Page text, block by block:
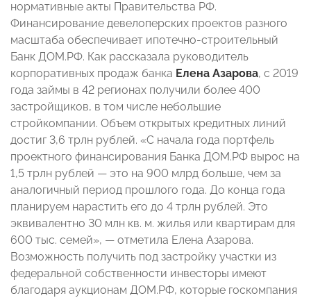
нормативные акты Правительства РФ.
Финансирование девелоперских проектов разного
масштаба обеспечивает ипотечно-строительный
Банк ДОМ.РФ. Как рассказала руководитель
корпоративных продаж банка Елена Азарова, с 2019
года займы в 42 регионах получили более 400
застройщиков, в том числе небольшие
стройкомпании. Объем открытых кредитных линий
достиг 3,6 трлн рублей. «С начала года портфель
проектного финансирования Банка ДОМ.РФ вырос на
1,5 трлн рублей — это на 900 млрд больше, чем за
аналогичный период прошлого года. До конца года
планируем нарастить его до 4 трлн рублей. Это
эквивалентно 30 млн кв. м. жилья или квартирам для
600 тыс. семей», — отметила Елена Азарова.
Возможность получить под застройку участки из
федеральной собственности инвесторы имеют
благодаря аукционам ДОМ.РФ, которые госкомпания